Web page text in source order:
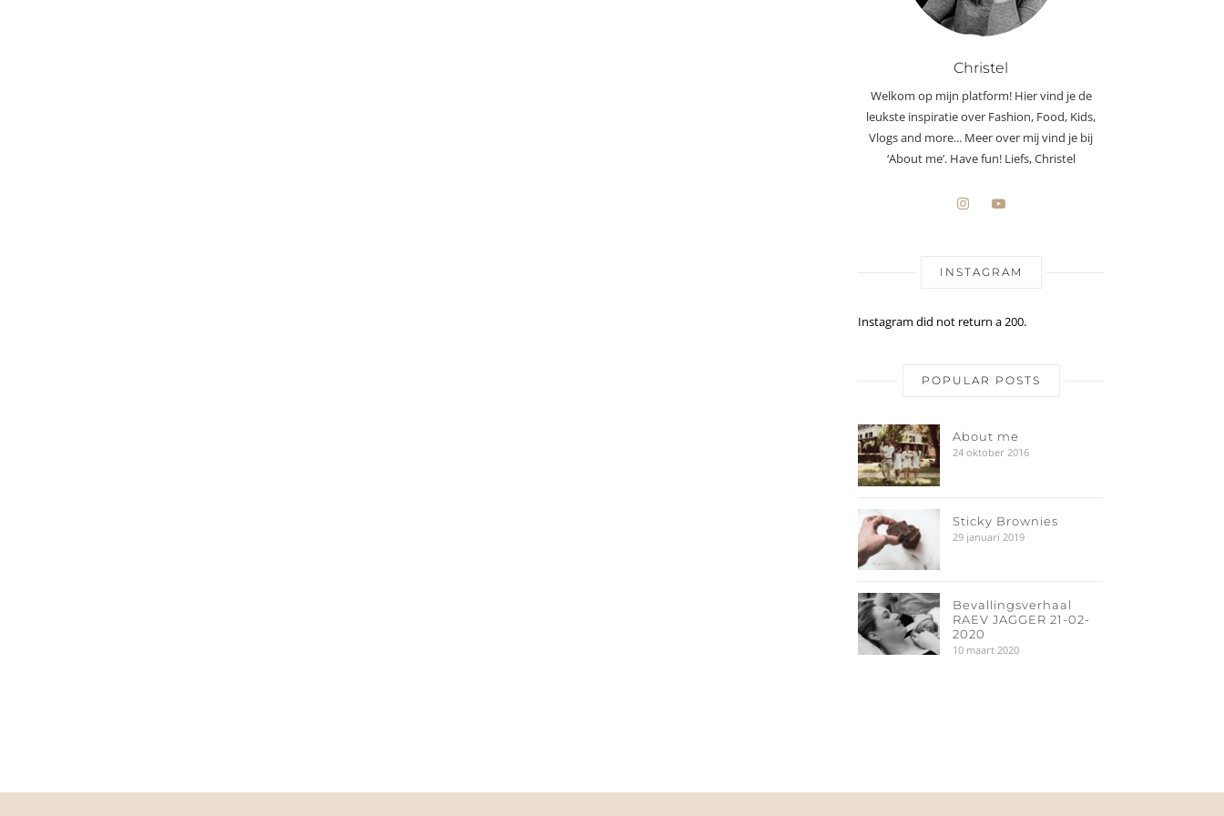
Christel
Welkom op mijn platform! Hier vind je de
leukste inspiratie over Fashion, Food, Kids,
Vlogs and more... Meer over mij vind je bij
‘About me’. Have fun! Liefs, Christel
INSTAGRAM
Instagram did not return a 200.
POPULAR POSTS
About me
24 oktober 2016
Sticky Brownies
29 januari 2019
Bevallingsverhaal
RAEV JAGGER 21-02-
2020
10 maart 2020